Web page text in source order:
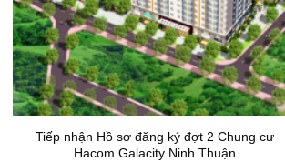
Tiếp nhận Hồ sơ đăng ký đợt 2 Chung cư
Hacom Galacity Ninh Thuận